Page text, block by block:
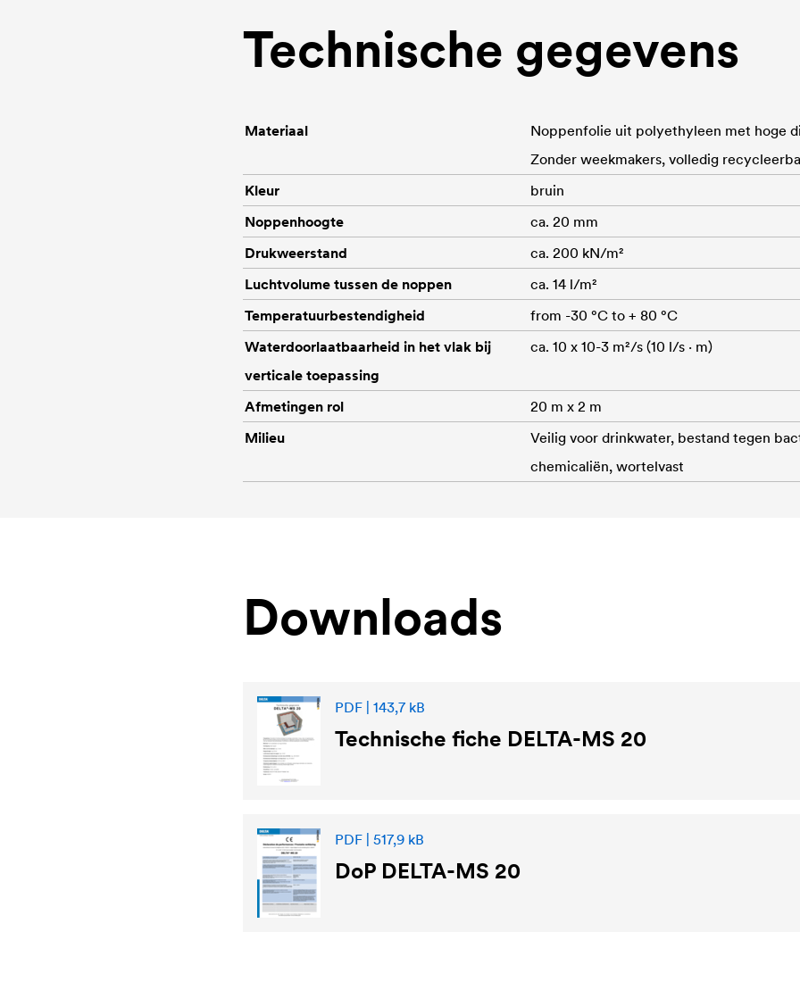
Technische gegevens
Materiaal
Noppenfolie uit polyethyleen met hoge
Zonder weekmakers, volledig
Kleur
bruin
Noppenhoogte
ca. 20 mm
Drukweerstand
ca. 200 kN/m²
Luchtvolume tussen de noppen
ca. 14 l/m²
Temperatuurbestendigheid
from -30 °C to + 80 °C
Waterdoorlaatbaarheid in het vlak bij
verticale toepassing
ca. 10 x 10-3 m²/s (10 l/s · m)
Afmetingen rol
20 m x 2 m
Milieu
Veilig voor drinkwater, bestand tegen
chemicaliën, wortelvast
Downloads
PDF | 143,7 kB
Technische fiche DELTA-MS 20
PDF | 517,9 kB
DoP DELTA-MS 20